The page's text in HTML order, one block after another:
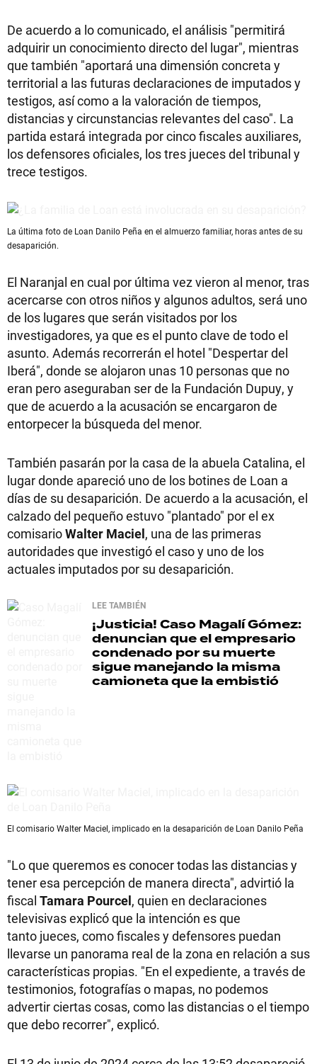
De acuerdo a lo comunicado, el análisis "permitirá
adquirir un conocimiento directo del lugar", mientras
que también "aportará una dimensión concreta y
territorial a las futuras declaraciones de imputados y
testigos, así como a la valoración de tiempos,
distancias y circunstancias relevantes del caso". La
partida estará integrada por cinco fiscales auxiliares,
los defensores oficiales, los tres jueces del tribunal y
trece testigos.
La última foto de Loan Danilo Peña en el almuerzo familiar, horas antes de su
desaparición.
El Naranjal en cual por última vez vieron al menor, tras
acercarse con otros niños y algunos adultos, será uno
de los lugares que serán visitados por los
investigadores, ya que es el punto clave de todo el
asunto. Además recorrerán el hotel "Despertar del
Iberá", donde se alojaron unas 10 personas que no
eran pero aseguraban ser de la Fundación Dupuy, y
que de acuerdo a la acusación se encargaron de
entorpecer la búsqueda del menor.
También pasarán por la casa de la abuela Catalina, el
lugar donde apareció uno de los botines de Loan a
días de su desaparición. De acuerdo a la acusación, el
calzado del pequeño estuvo "plantado" por el ex
comisarioWalter Maciel, una de las primeras
autoridades que investigó el caso y uno de los
actuales imputados por su desaparición.
LEE TAMBIÉN
¡Justicia! Caso Magalí Gómez:
denuncian que el empresario
condenado por su muerte
sigue manejando la misma
camioneta que la embistió
El comisario Walter Maciel, implicado en la desaparición de Loan Danilo Peña
"Lo que queremos es conocer todas las distancias y
tener esa percepción de manera directa", advirtió la
fiscal Tamara Pourcel, quien en declaraciones
televisivas explicó que la intención es que
tanto jueces, como fiscales y defensores puedan
llevarse un panorama real de la zona en relación a sus
características propias. "En el expediente, a través de
testimonios, fotografías o mapas, no podemos
advertir ciertas cosas, como las distancias o el tiempo
que debo recorrer", explicó.